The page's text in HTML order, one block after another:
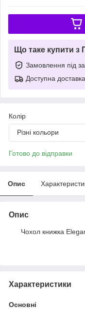
Що таке купити з
Замовлення під
Доступна доставка
Колір
Різні кольори
Готово до відправки
Опис
Опис
Чохол книжка
Характеристики
Основні